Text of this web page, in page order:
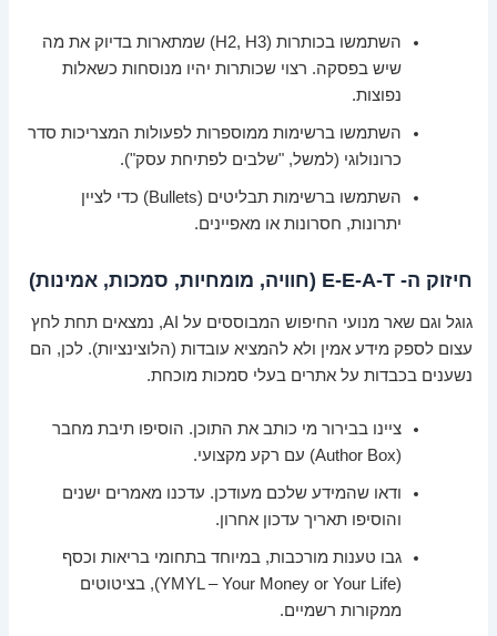
השתמשו בכותרות (H2, H3) שמתארות בדיוק את מה
שיש בפסקה. רצוי שכותרות יהיו מנוסחות כשאלות
נפוצות.
השתמשו ברשימות ממוספרות לפעולות המצריכות סדר
כרונולוגי (למשל, "שלבים לפתיחת עסק").
השתמשו ברשימות תבליטים (Bullets) כדי לציין
יתרונות, חסרונות או מאפיינים.
חיזוק ה- E-E-A-T (חוויה, מומחיות, סמכות, אמינות)
גוגל וגם שאר מנועי החיפוש המבוססים על AI, נמצאים תחת לחץ
עצום לספק מידע אמין ולא להמציא עובדות (הלוצינציות). לכן, הם
נשענים בכבדות על אתרים בעלי סמכות מוכחת.
ציינו בבירור מי כותב את התוכן. הוסיפו תיבת מחבר
(Author Box) עם רקע מקצועי.
ודאו שהמידע שלכם מעודכן. עדכנו מאמרים ישנים
והוסיפו תאריך עדכון אחרון.
גבו טענות מורכבות, במיוחד בתחומי בריאות וכסף
(YMYL – Your Money or Your Life), בציטוטים
ממקורות רשמיים.